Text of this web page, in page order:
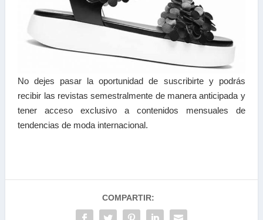
No dejes pasar la oportunidad de suscribirte y podrás
recibir las revistas semestralmente de manera anticipada y
tener acceso exclusivo a contenidos mensuales de
tendencias de moda internacional.
COMPARTIR: